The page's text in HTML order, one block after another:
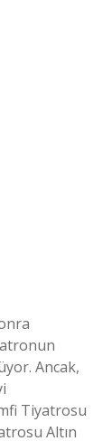
Ancak,
Tiyatrosu
Altın